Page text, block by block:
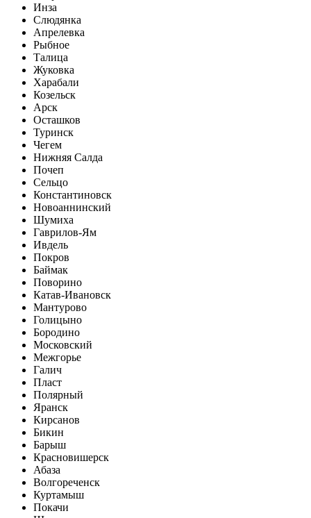
Инза
Слюдянка
Апрелевка
Рыбное
Талица
Жуковка
Харабали
Козельск
Арск
Осташков
Туринск
Чегем
Нижняя Салда
Почеп
Сельцо
Константиновск
Новоаннинский
Шумиха
Гаврилов-Ям
Ивдель
Покров
Баймак
Поворино
Катав-Ивановск
Мантурово
Голицыно
Бородино
Московский
Межгорье
Галич
Пласт
Полярный
Яранск
Кирсанов
Бикин
Барыш
Красновишерск
Абаза
Волгореченск
Куртамыш
Покачи